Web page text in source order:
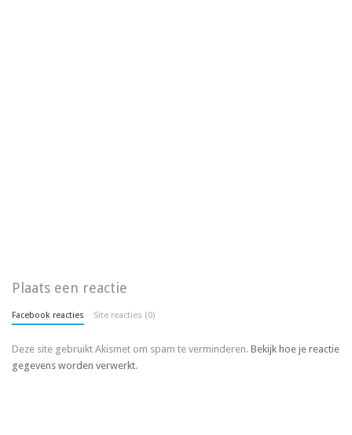
Plaats een reactie
Facebook reacties Site reacties (0)
Deze site gebruikt Akismet om spam te verminderen.Bekijk hoe je reactie
gegevens worden verwerkt.